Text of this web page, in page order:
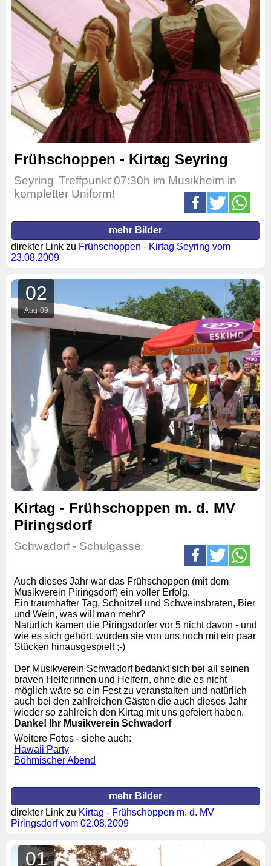
Frühschoppen - Kirtag Seyring
Seyring Treffpunkt 07:30h im Musikheim in
kompletter Uniform!
mehr Bilder
direkter Link zu Frühschoppen - Kirtag Seyring vom
23.08.2009
02
Aug 09
Kirtag - Frühschoppen m. d. MV
Piringsdorf
Schwadorf - Schulgasse
Auch dieses Jahr war das Frühschoppen (mit dem
Musikverein Piringsdorf) ein voller Erfolg.
Ein traumhafter Tag, Schnitzel und Schweinsbraten, Bier
und Wein, was will man mehr?
Natürlich kamen die Piringsdorfer vor 5 nicht davon - und
wie es sich gehört, wurden sie von uns noch mit ein paar
Stücken hinausgespielt ;-)
Der Musikverein Schwadorf bedankt sich bei all seinen
braven Helferinnen und Helfern, ohne die es nicht
möglich wäre so ein Fest zu veranstalten und natürlich
auch bei den zahlreichen Gästen die auch dieses Jahr
wieder so zahlreich den Kirtag mit uns gefeiert haben.
Danke! Ihr Musikverein Schwadorf
Weitere Fotos - siehe auch:
Hawaii Party
Böhmischer Abend
mehr Bilder
direkter Link zu Kirtag - Frühschoppen m. d. MV
Piringsdorf vom 02.08.2009
01